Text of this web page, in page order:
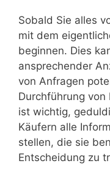
Sobald Sie alles
mit dem
beginnen. Dies
ansprechender
von Anfragen
Durchführung
ist wichtig,
Käufern alle
stellen, die sie
Entscheidung zu